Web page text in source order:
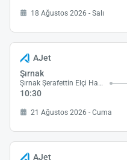
18 Ağustos 2026 - Salı
AJet
Şırnak
Şırnak Şerafettin Elçi Havalimanı
10:30
21 Ağustos 2026 - Cuma
AJet